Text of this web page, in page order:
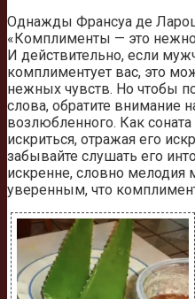
Однажды Франсуа де
«Комплименты — это
И действительно, если
комплиментует вас, это
нежных чувств. Но чтобы
слова, обратите внимание
возлюбленного. Как
искриться, отражая его
забывайте слушать его
искренне, словно
уверенным, что